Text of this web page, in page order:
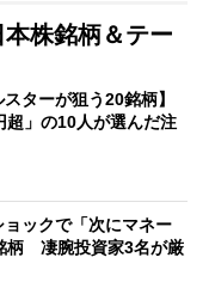
本株銘柄＆テー
スターが狙う20銘柄】
超」の10人が選んだ注
ックで「次にマネー
柄 凄腕投資家3名が厳